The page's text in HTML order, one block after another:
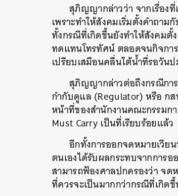
สุภิญญากล่าวว่า จากเรื่องที่
เพราะทำให้สังคมเริ่มตั้งคำถา
ทั้งกรณีที่เกิดขึ้นยังทำให้สังคมตั้
ทดแทนโทรทัศน์ ตลอดจนกิจกา
เปรียบเสมือนคลื่นใต้น้ำที่รอวัน
สุภิญญากล่าวต่อถึงกรณีการ
กำกับดูแล (Regulator) หรือ ก
หน้าที่ของสำนักงานคณะกรรมก
Must Carry เป็นที่เรียบร้อยแล้ว
อีกทั้งการออกจดหมายเวีย
ตนเองได้รับผลกระทบจากการ
สามารถฟ้องศาลปกครองว่า จ
ที่ควรจะเป็นมากกว่ากรณีที่เกิด